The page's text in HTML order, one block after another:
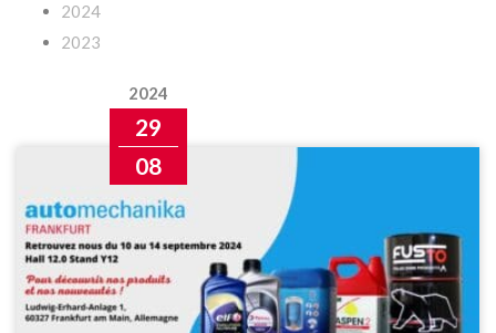
2024
2023
2024
29
08